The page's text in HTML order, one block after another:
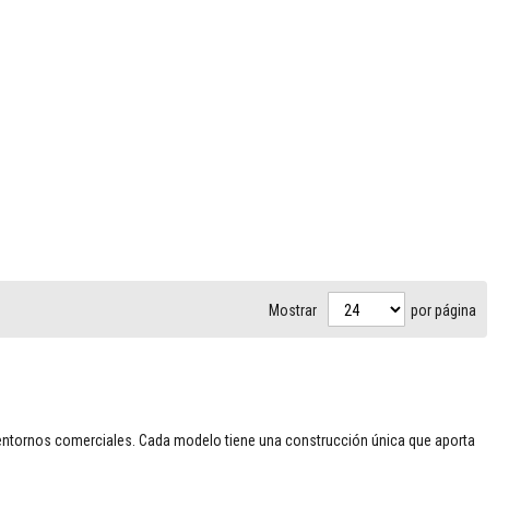
Mostrar por página
comerciales. Cada modelo tiene una construcción única que aporta